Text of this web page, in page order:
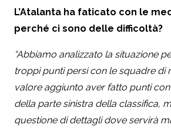
L’Atalanta ha faticato con le
perché ci sono delle difficoltà?
“Abbiamo analizzato la situazione
troppi punti persi con le squadre di
valore aggiunto aver fatto punti
della parte sinistra della classifica,
questione di dettagli dove servirà